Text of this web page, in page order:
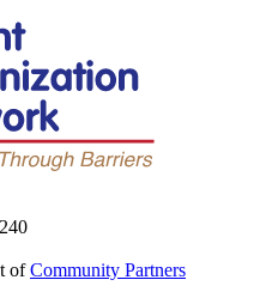
ofCommunity Partners